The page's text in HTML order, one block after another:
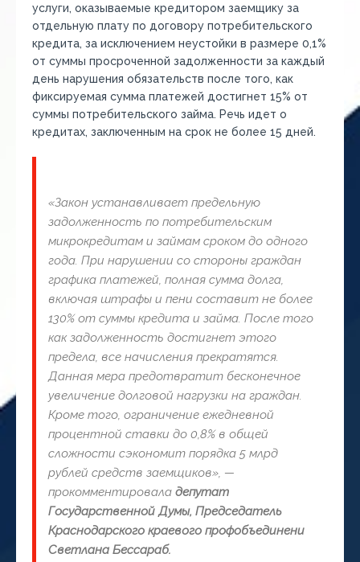
услуги, оказываемые кредитором заемщику за
отдельную плату по договору потребительского
кредита, за исключением неустойки в размере 0,1%
от суммы просроченной задолженности за каждый
день нарушения обязательств после того, как
фиксируемая сумма платежей достигнет 15% от
суммы потребительского займа. Речь идет о
кредитах, заключенным на срок не более 15 дней.
«Закон устанавливает предельную
задолженность по потребительским
микрокредитам и займам сроком до одного
года. При нарушении со стороны граждан
графика платежей, полная сумма долга,
включая штрафы и пени составит не более
130% от суммы кредита и займа. После того
как задолженность достигнет этого
предела, все начисления прекратятся.
Данная мера предотвратит бесконечное
увеличение долговой нагрузки на граждан.
Кроме того, ограничение ежедневной
процентной ставки до 0,8% в общей
сложности сэкономит порядка 5 млрд
рублей средств заемщиков», —
прокомментировала депутат
Государственной Думы, Председатель
Краснодарского краевого профобъединени
Светлана Бессараб.